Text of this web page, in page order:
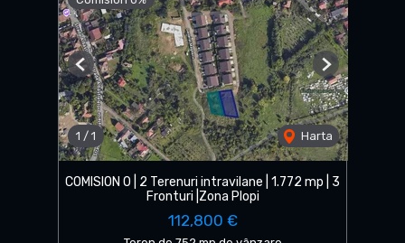
1 / 1 Harta
Previous Next
COMISION 0 | 2 Terenuri intravilane | 1.772 mp | 3
Fronturi |Zona Plopi
112,800 €